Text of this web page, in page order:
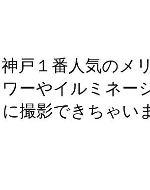
戸１番人気のメ
ーやイルミネー
撮影できちゃい